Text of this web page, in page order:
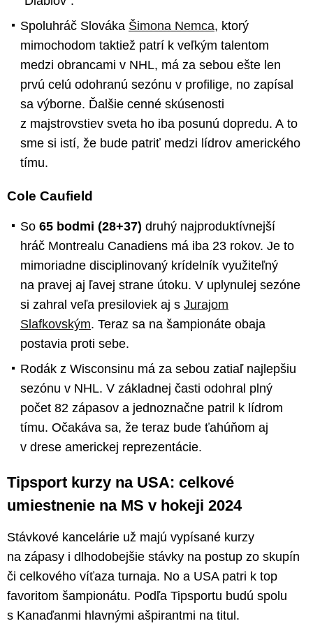
Spoluhráč Slováka Šimona Nemca, ktorý
mimochodom taktiež patrí k veľkým talentom
medzi obrancami v NHL, má za sebou ešte len
prvú celú odohranú sezónu v profilige, no zapísal
sa výborne. Ďalšie cenné skúsenosti
z majstrovstiev sveta ho iba posunú dopredu. A to
sme si istí, že bude patriť medzi lídrov amerického
tímu.
Cole Caufield
So 65 bodmi (28+37) druhý najproduktívnejší
hráč Montrealu Canadiens má iba 23 rokov. Je to
mimoriadne disciplinovaný krídelník využiteľný
na pravej aj ľavej strane útoku. V uplynulej sezóne
si zahral veľa presiloviek aj s Jurajom
Slafkovským. Teraz sa na šampionáte obaja
postavia proti sebe.
Rodák z Wisconsinu má za sebou zatiaľ najlepšiu
sezónu v NHL. V základnej časti odohral plný
počet 82 zápasov a jednoznačne patril k lídrom
tímu. Očakáva sa, že teraz bude ťahúňom aj
v drese americkej reprezentácie.
Tipsport kurzy na USA: celkové
umiestnenie na MS v hokeji 2024
Stávkové kancelárie už majú vypísané kurzy
na zápasy i dlhodobejšie stávky na postup zo skupín
či celkového víťaza turnaja. No a USA patri k top
favoritom šampionátu. Podľa Tipsportu budú spolu
s Kanaďanmi hlavnými ašpirantmi na titul.